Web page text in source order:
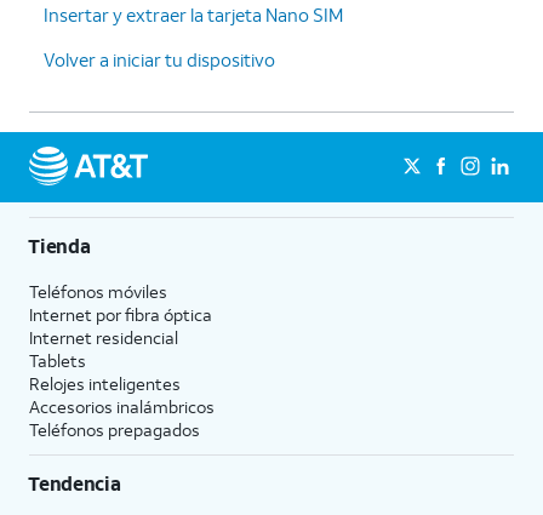
Insertar y extraer la tarjeta Nano SIM
Volver a iniciar tu dispositivo
Tienda
Teléfonos móviles
Internet por fibra óptica
Internet residencial
Tablets
Relojes inteligentes
Accesorios inalámbricos
Teléfonos prepagados
Tendencia